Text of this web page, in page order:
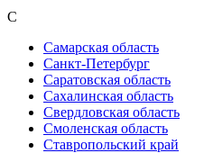
С
Самарская область
Санкт-Петербург
Саратовская область
Сахалинская область
Свердловская область
Смоленская область
Ставропольский край